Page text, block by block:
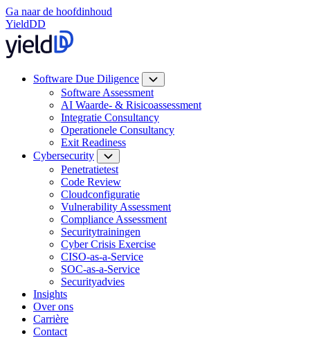
Ga naar de hoofdinhoud
YieldDD
Software Due Diligence
Software Assessment
AI Waarde- & Risicoassessment
Integratie Consultancy
Operationele Consultancy
Exit Readiness
Cybersecurity
Penetratietest
Code Review
Cloudconfiguratie
Vulnerability Assessment
Compliance Assessment
Securitytrainingen
Cyber Crisis Exercise
CISO-as-a-Service
SOC-as-a-Service
Securityadvies
Insights
Over ons
Carrière
Contact